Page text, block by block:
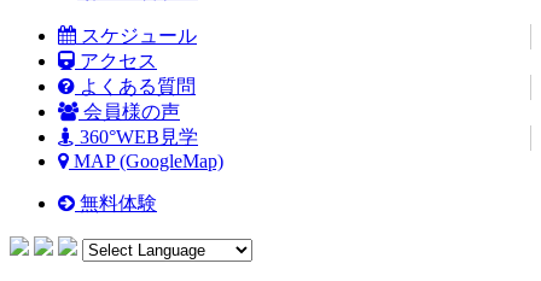
スケジュール
アクセス
よくある質問
会員様の声
360°WEB見学
MAP (GoogleMap)
無料体験